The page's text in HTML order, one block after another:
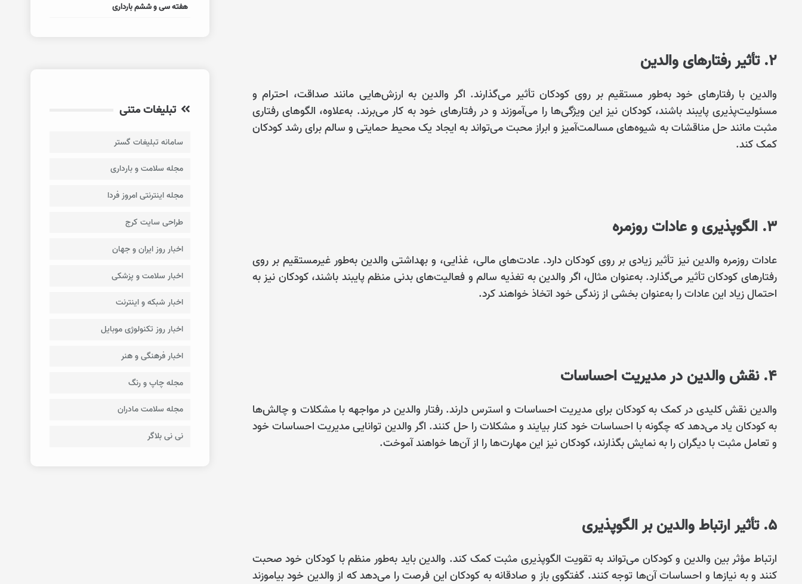
2. تأثیر رفتارهای والدین
والدین با رفتارهای خود به‌طور مستقیم بر روی کودکان تأثیر می‌گذارند. اگر والدین به ارزش‌هایی مانند صداقت، احترام و
مسئولیت‌پذیری پایبند باشند، کودکان نیز این ویژگی‌ها را می‌آموزند و در رفتارهای خود به کار می‌برند. به‌علاوه، الگوهای رفتاری
مثبت مانند حل مناقشات به شیوه‌های مسالمت‌آمیز و ابراز محبت می‌تواند به ایجاد یک محیط حمایتی و سالم برای رشد کودکان
کمک کند.
3. الگوپذیری و عادات روزمره
عادات روزمره والدین نیز تأثیر زیادی بر روی کودکان دارد. عادت‌های مالی، غذایی، و بهداشتی والدین به‌طور غیرمستقیم بر روی
رفتارهای کودکان تأثیر می‌گذارد. به‌عنوان مثال، اگر والدین به تغذیه سالم و فعالیت‌های بدنی منظم پایبند باشند، کودکان نیز به
احتمال زیاد این عادات را به‌عنوان بخشی از زندگی خود اتخاذ خواهند کرد.
4. نقش والدین در مدیریت احساسات
والدین نقش کلیدی در کمک به کودکان برای مدیریت احساسات و استرس دارند. رفتار والدین در مواجهه با مشکلات و چالش‌ها
به کودکان یاد می‌دهد که چگونه با احساسات خود کنار بیایند و مشکلات را حل کنند. اگر والدین توانایی مدیریت احساسات خود
و تعامل مثبت با دیگران را به نمایش بگذارند، کودکان نیز این مهارت‌ها را از آن‌ها خواهند آموخت.
5. تأثیر ارتباط والدین بر الگوپذیری
ارتباط مؤثر بین والدین و کودکان می‌تواند به تقویت الگوپذیری مثبت کمک کند. والدین باید به‌طور منظم با کودکان خود صحبت
کنند و به نیازها و احساسات آن‌ها توجه کنند. گفتگوی باز و صادقانه به کودکان این فرصت را می‌دهد که از والدین خود بیاموزند
هفته سی و ششم بارداری
تبلیغات متنی
سامانه تبلیغات گستر
مجله سلامت و بارداری
مجله اینترنتی امروز فردا
طراحی سایت کرج
اخبار روز ایران و جهان
اخبار سلامت و پزشکی
اخبار شبکه و اینترنت
اخبار روز تکنولوژی موبایل
اخبار فرهنگی و هنر
مجله چاپ و رنگ
مجله سلامت مادران
نی نی بلاگر